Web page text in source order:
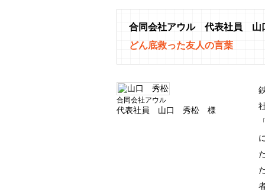
合同会社アウル 代表社員
どん底救った友人の言葉
合同会社アウル
代表社員 山口 秀松 様